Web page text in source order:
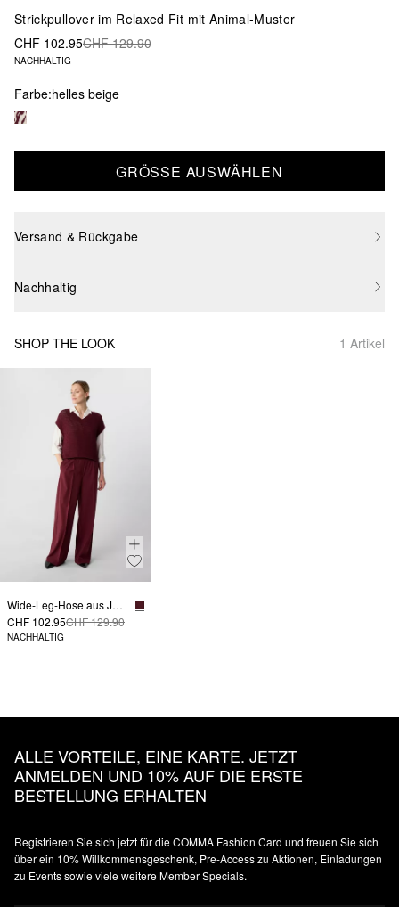
Strickpullover im Relaxed Fit mit Animal-Muster
CHF 102.95CHF 129.90
NACHHALTIG
Farbe:helles beige
GRÖSSE AUSWÄHLEN
Versand & Rückgabe
Nachhaltig
SHOP THE LOOK 1 Artikel
Wide-Leg-Hose aus Jersey mit Elastikbund
CHF 102.95CHF 129.90
NACHHALTIG
ALLE VORTEILE, EINE KARTE. JETZT
ANMELDEN UND 10% AUF DIE ERSTE
BESTELLUNG ERHALTEN
Registrieren Sie sich jetzt für die COMMA Fashion Card und freuen Sie sich
über ein 10% Willkommensgeschenk, Pre-Access zu Aktionen, Einladungen
zu Events sowie viele weitere Member Specials.